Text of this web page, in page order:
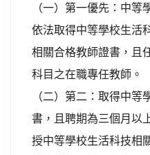
（一）第一優先：中
依法取得中等學校生活
相關合格教師證書，且
科目之在職專任教師。
（二）第二：取得中
書，且聘期為三個月以
授中等學校生活科技相